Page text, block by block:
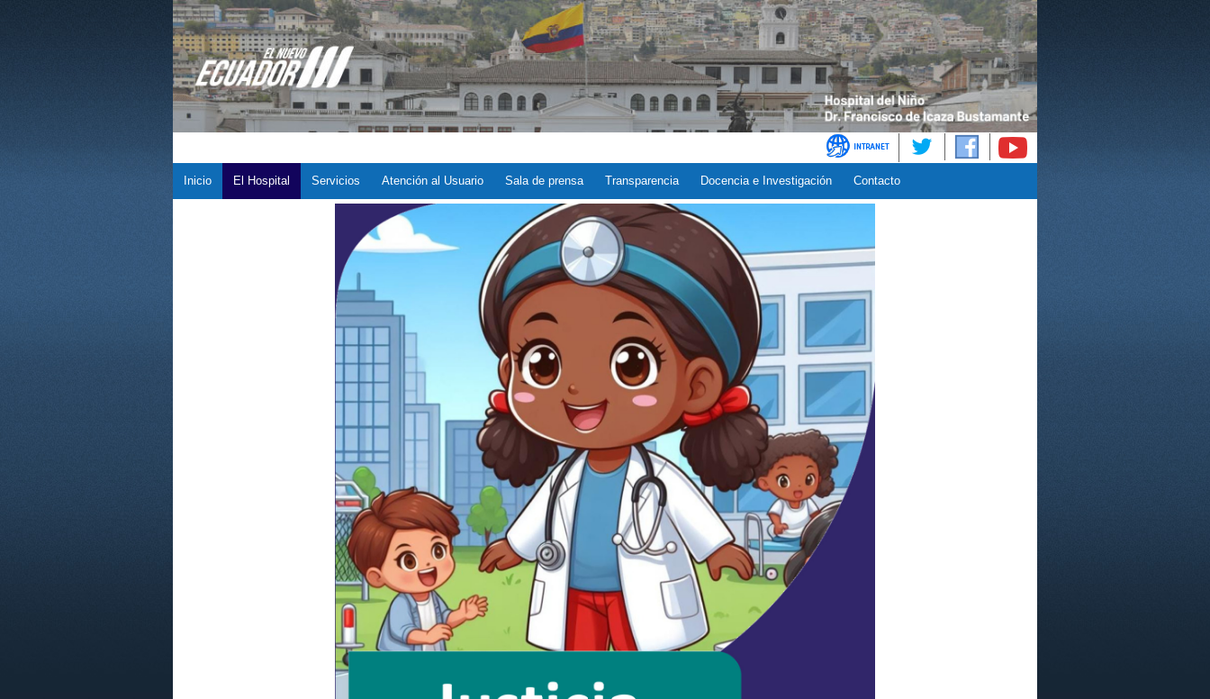
Inicio El Hospital Servicios Atención al Usuario Sala de prensa Transparencia Docencia e Investigación Contacto